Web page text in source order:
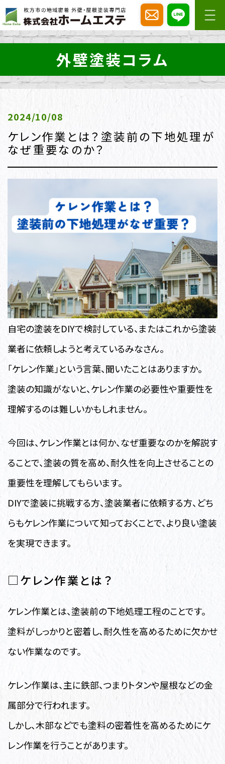
外壁塗装コラム
2024/10/08
ケレン作業とは？塗装前の下地処理が
なぜ重要なのか？
自宅の塗装をDIYで検討している、またはこれから塗装
業者に依頼しようと考えているみなさん。
「ケレン作業」という言葉、聞いたことはありますか。
塗装の知識がないと、ケレン作業の必要性や重要性を
理解するのは難しいかもしれません。
今回は、ケレン作業とは何か、なぜ重要なのかを解説す
ることで、塗装の質を高め、耐久性を向上させることの
重要性を理解してもらいます。
DIYで塗装に挑戦する方、塗装業者に依頼する方、どち
らもケレン作業について知っておくことで、より良い塗装
を実現できます。
□ケレン作業とは？
ケレン作業とは、塗装前の下地処理工程のことです。
塗料がしっかりと密着し、耐久性を高めるために欠かせ
ない作業なのです。
ケレン作業は、主に鉄部、つまりトタンや屋根などの金
属部分で行われます。
しかし、木部などでも塗料の密着性を高めるためにケ
レン作業を行うことがあります。